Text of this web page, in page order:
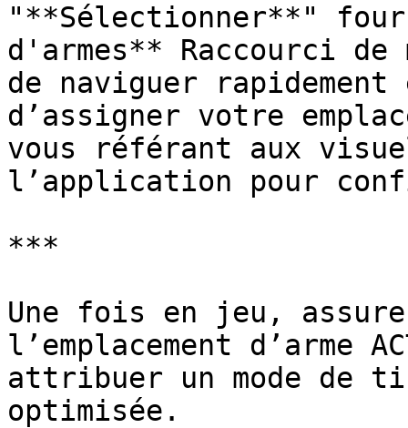
"**Sélectionner**"
d'armes** Raccourci de
de naviguer
d’assigner votre
vous référant aux
l’application pour
***
Une fois en jeu,
l’emplacement d’arme
attribuer un mode de tir
optimisée.